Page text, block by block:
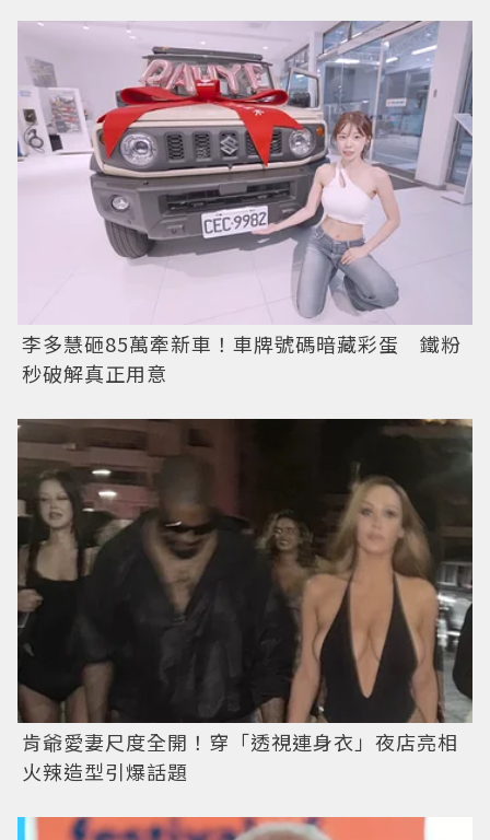
李多慧砸85萬牽新車！車牌號碼暗藏彩蛋 鐵粉
秒破解真正用意
肯爺愛妻尺度全開！穿「透視連身衣」夜店亮相
火辣造型引爆話題